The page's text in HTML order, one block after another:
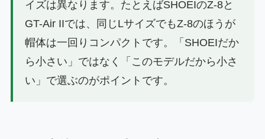
イズは異なります。たとえばSHOEIのZ-8と
GT-Air IIでは、同じLサイズでもZ-8のほうが
帽体は一回りコンパクトです。「SHOEIだか
ら小さい」ではなく「このモデルだから小さ
い」で選ぶのがポイントです。